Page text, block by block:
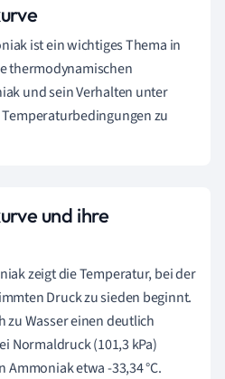
ist ein wichtiges Thema in
thermodynamischen
und sein Verhalten unter
zu
und ihre
zeigt die Temperatur, bei der
Druck zu sieden beginnt.
zu Wasser einen deutlich
Normaldruck (101,3 kPa)
etwa -33,34 °C.